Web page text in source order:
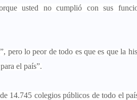
usted no cumplió con sus
pero lo peor de todo es que es que la
el país”.
14.745 colegios públicos de todo el